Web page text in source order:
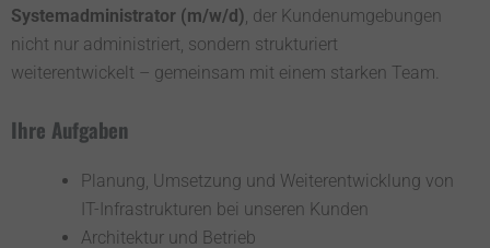
Systemadministrator (m/w/d), der Kundenumgebungen
nicht nur administriert, sondern strukturiert
weiterentwickelt – gemeinsam mit einem starken Team.
Ihre Aufgaben
Planung, Umsetzung und Weiterentwicklung von
IT-Infrastrukturen bei unseren Kunden
Architektur und Betrieb